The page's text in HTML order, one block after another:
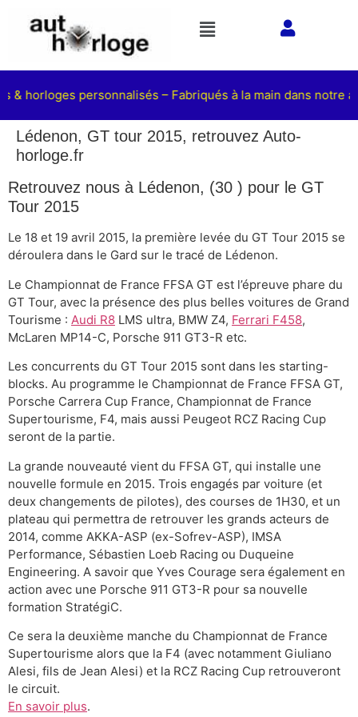
& horloges personnalisés – Fabriqués à la main dans notre
Lédenon, GT tour 2015, retrouvez Auto-
horloge.fr
Retrouvez nous à Lédenon, (30 ) pour le GT
Tour 2015
Le 18 et 19 avril 2015, la première levée du GT Tour 2015 se
déroulera dans le Gard sur le tracé de Lédenon.
Le Championnat de France FFSA GT est l’épreuve phare du
GT Tour, avec la présence des plus belles voitures de Grand
Tourisme : Audi R8 LMS ultra, BMW Z4, Ferrari F458,
McLaren MP14-C, Porsche 911 GT3-R etc.
Les concurrents du GT Tour 2015 sont dans les starting-
blocks. Au programme le Championnat de France FFSA GT,
Porsche Carrera Cup France, Championnat de France
Supertourisme, F4, mais aussi Peugeot RCZ Racing Cup
seront de la partie.
La grande nouveauté vient du FFSA GT, qui installe une
nouvelle formule en 2015. Trois engagés par voiture (et
deux changements de pilotes), des courses de 1H30, et un
plateau qui permettra de retrouver les grands acteurs de
2014, comme AKKA-ASP (ex-Sofrev-ASP), IMSA
Performance, Sébastien Loeb Racing ou Duqueine
Engineering. A savoir que Yves Courage sera également en
action avec une Porsche 911 GT3-R pour sa nouvelle
formation StratégiC.
Ce sera la deuxième manche du Championnat de France
Supertourisme alors que la F4 (avec notamment Giuliano
Alesi, fils de Jean Alesi) et la RCZ Racing Cup retrouveront
le circuit.
En savoir plus.